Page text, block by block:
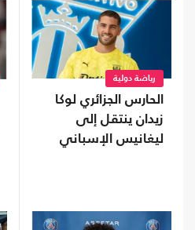
رياضة دولية
الحارس الجزائري لوكا
زيدان ينتقل إلى
ليغانيس الإسباني